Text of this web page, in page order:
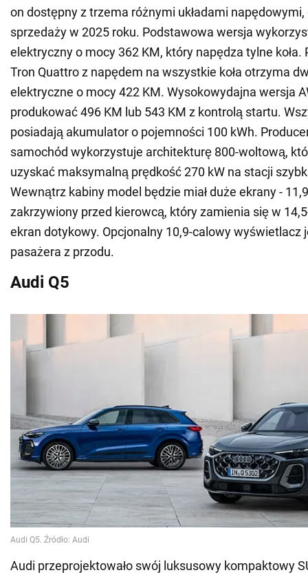
on dostępny z trzema różnymi układami
sprzedaży w 2025 roku. Podstawowa wersja
elektryczny o mocy 362 KM, który napędza tylne koła.
Tron Quattro z napędem na wszystkie koła otrzyma
elektryczne o mocy 422 KM. Wysokowydajna wersja
produkować 496 KM lub 543 KM z kontrolą startu.
posiadają akumulator o pojemności 100 kWh.
samochód wykorzystuje architekturę 800-woltową,
uzyskać maksymalną prędkość 270 kW na stacji
Wewnątrz kabiny model będzie miał duże ekrany -
zakrzywiony przed kierowcą, który zamienia się w
ekran dotykowy. Opcjonalny 10,9-calowy wyświetlacz
pasażera z przodu.
Audi Q5
Audi przeprojektowało swój luksusowy kompaktowy